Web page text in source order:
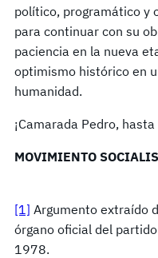
político, programático y
para continuar con su
paciencia en la nueva
optimismo histórico en
humanidad.
¡Camarada Pedro,
MOVIMIENTO
[1] Argumento extraído
órgano oficial del
1978.